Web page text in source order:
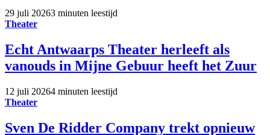
29 juli 20263 minuten leestijd
Theater
Echt Antwaarps Theater herleeft als
vanouds in Mijne Gebuur heeft het Zuur
12 juli 20264 minuten leestijd
Theater
Sven De Ridder Company trekt opnieuw